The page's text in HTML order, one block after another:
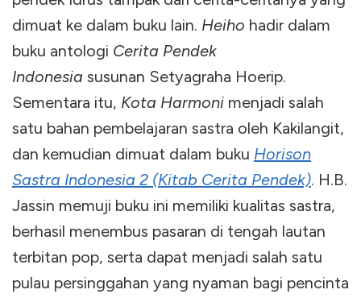
dimuat ke dalam buku lain. Heiho hadir dalam
buku antologi Cerita Pendek
Indonesia susunan Setyagraha Hoerip.
Sementara itu, Kota Harmoni menjadi salah
satu bahan pembelajaran sastra oleh Kakilangit,
dan kemudian dimuat dalam buku Horison
Sastra Indonesia 2 (Kitab Cerita Pendek). H.B.
Jassin memuji buku ini memiliki kualitas sastra,
berhasil menembus pasaran di tengah lautan
terbitan pop, serta dapat menjadi salah satu
pulau persinggahan yang nyaman bagi pencinta